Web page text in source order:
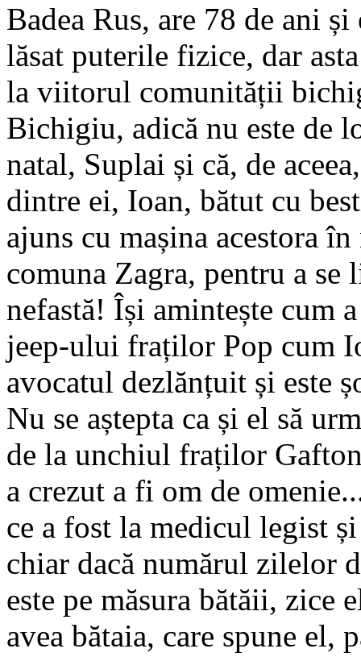
Badea Rus, are 78 de ani
lăsat puterile fizice, dar
la viitorul comunității
Bichigiu, adică nu este de
natal, Suplai și că, de
dintre ei, Ioan, bătut cu
ajuns cu mașina acestora
comuna Zagra, pentru a se
nefastă! Își amintește cum
jeep-ului fraților Pop cum
avocatul dezlănțuit și este
Nu se aștepta ca și el să
de la unchiul fraților
a crezut a fi om de
ce a fost la medicul legist
chiar dacă numărul zilelor
este pe măsura bătăii, zice
avea bătaia, care spune el,